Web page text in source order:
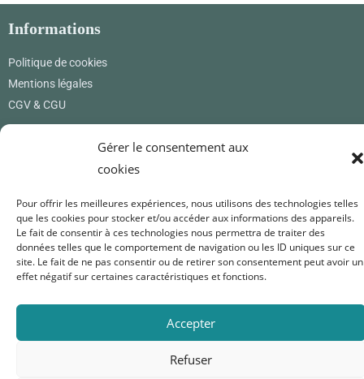
Gérer le consentement aux
cookies
Pour offrir les meilleures expériences, nous utilisons des technologies telles
que les cookies pour stocker et/ou accéder aux informations des appareils.
Le fait de consentir à ces technologies nous permettra de traiter des
données telles que le comportement de navigation ou les ID uniques sur ce
site. Le fait de ne pas consentir ou de retirer son consentement peut avoir un
effet négatif sur certaines caractéristiques et fonctions.
Accepter
Refuser
Informations
Politique de cookies
Mentions légales
CGV & CGU
Où nous trouver
01800 Pérouges
France
0619171365
renardpetite@gmail.com
Nous suivre